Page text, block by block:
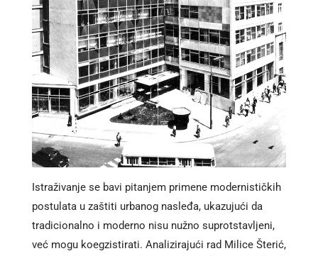
Istraživanje se bavi pitanjem primene modernističkih
postulata u zaštiti urbanog nasleđa, ukazujući da
tradicionalno i moderno nisu nužno suprotstavljeni,
već mogu koegzistirati. Analizirajući rad Milice Šterić,